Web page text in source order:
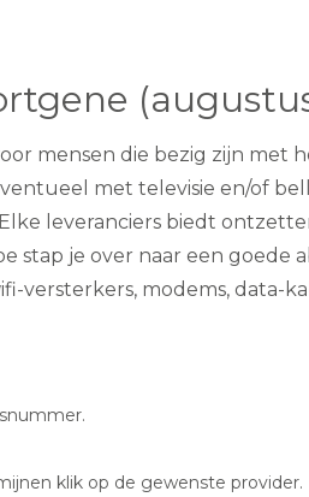
L
mensen die bezig zijn met
met televisie en/of
leveranciers biedt
stap je over naar een goede
versterkers, modems, data-
klik op de gewenste provider.